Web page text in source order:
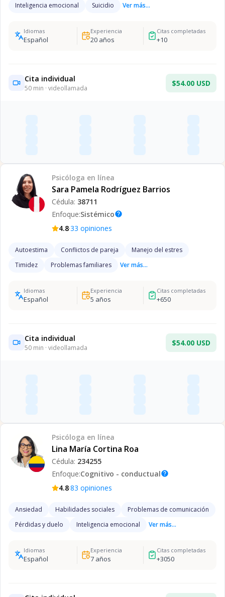
Inteligencia emocional
Suicidio Ver más...
Idiomas
Español
Experiencia
20años
Citas completadas
+10
Cita individual
50 min · videollamada
$54.00 USD
Psicóloga en línea
Sara Pamela Rodríguez Barrios
Cédula: 38711
Enfoque:Sistémicohelp
4.8·33 opiniones
Autoestima Conflictos de pareja
Manejo del estres
Timidez
Problemas familiares Ver más...
Idiomas
Español
Experiencia
5 años
Citas completadas
+650
Cita individual
50 min · videollamada
$54.00 USD
Psicóloga en línea
Lina María Cortina Roa
Cédula: 234255
Enfoque:Cognitivo - conductualhelp
4.8·83 opiniones
Ansiedad Habilidades sociales
Problemas de comunicación
Pérdidas y duelo
Inteligencia emocional Ver más...
Idiomas
Español
Experiencia
7años
Citas completadas
+3050